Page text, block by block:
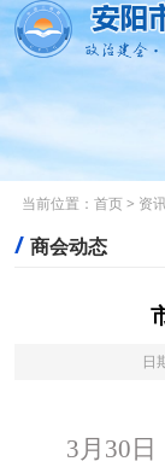
当前位置： 首页> 资
/ 商会动态
3月30